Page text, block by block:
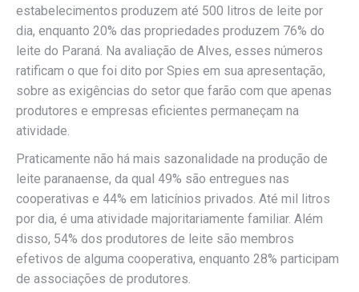
estabelecimentos produzem até 500 litros de leite por
dia, enquanto 20% das propriedades produzem 76% do
leite do Paraná. Na avaliação de Alves, esses números
ratificam o que foi dito por Spies em sua apresentação,
sobre as exigências do setor que farão com que apenas
produtores e empresas eficientes permaneçam na
atividade.
Praticamente não há mais sazonalidade na produção de
leite paranaense, da qual 49% são entregues nas
cooperativas e 44% em laticínios privados. Até mil litros
por dia, é uma atividade majoritariamente familiar. Além
disso, 54% dos produtores de leite são membros
efetivos de alguma cooperativa, enquanto 28% participam
de associações de produtores.